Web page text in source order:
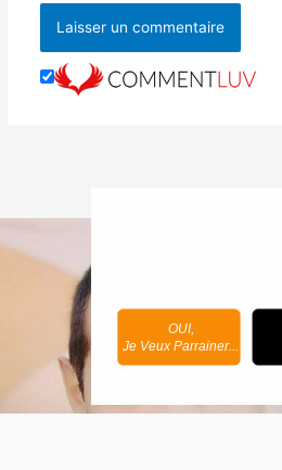
OUI,
Je Veux Parrainer...